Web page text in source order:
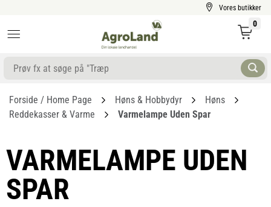
Vores butikker
0
Forside / Home Page Høns & Hobbydyr
Høns
Reddekasser & Varme
Varmelampe Uden Spar
VARMELAMPE UDEN
SPAR